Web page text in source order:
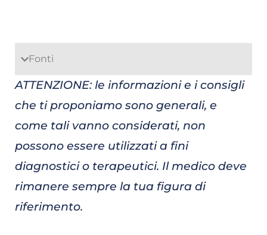
Fonti
ATTENZIONE: le informazioni e i consigli
che ti proponiamo sono generali, e
come tali vanno considerati, non
possono essere utilizzati a fini
diagnostici o terapeutici. Il medico deve
rimanere sempre la tua figura di
riferimento.